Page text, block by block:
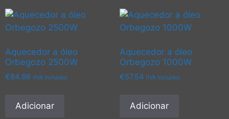
Aquecedor a óleo
Orbegozo 2500W
€84.98 (IVA Incluído)
Adicionar
Aquecedor a óleo
Orbegozo 1000W
€57.54 (IVA Incluído)
Adicionar